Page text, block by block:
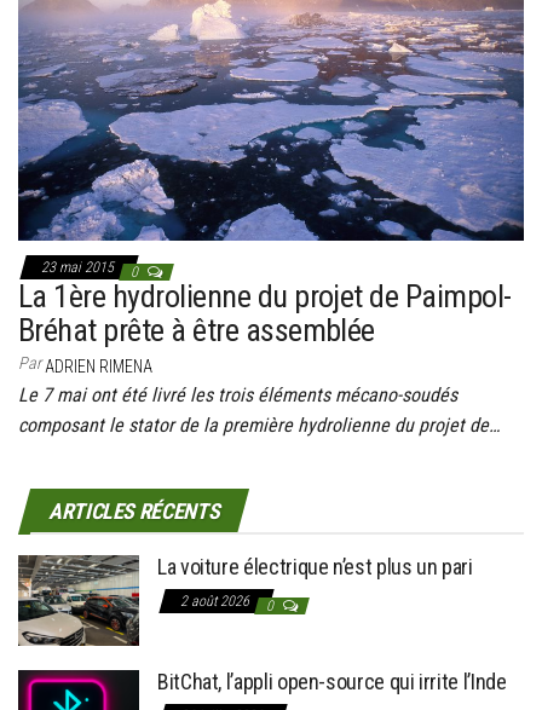
g
a
t
i
o
n
23 mai 2015 0
La 1ère hydrolienne du projet de Paimpol-
Bréhat prête à être assemblée
ParADRIEN RIMENA
Le 7 mai ont été livré les trois éléments mécano-soudés
composant le stator de la première hydrolienne du projet de…
ARTICLES RÉCENTS
La voiture électrique n’est plus un pari
2 août 2026 0
BitChat, l’appli open-source qui irrite l’Inde